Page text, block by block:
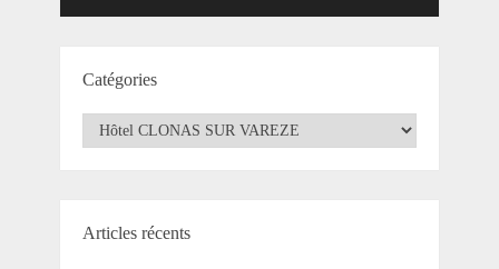
Catégories
Catégories
Articles récents